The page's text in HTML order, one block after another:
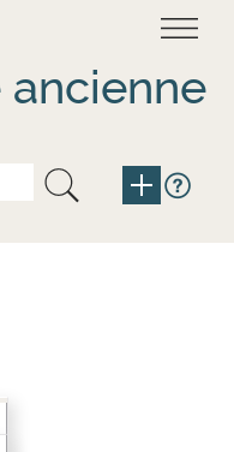
ancienne